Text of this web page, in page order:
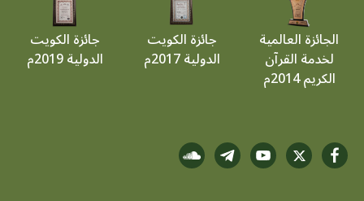
الجائزة العالمية
لخدمة القرآن
الكريم 2014م
جائزة الكويت
الدولية 2017م
جائزة الكويت
الدولية 2019م